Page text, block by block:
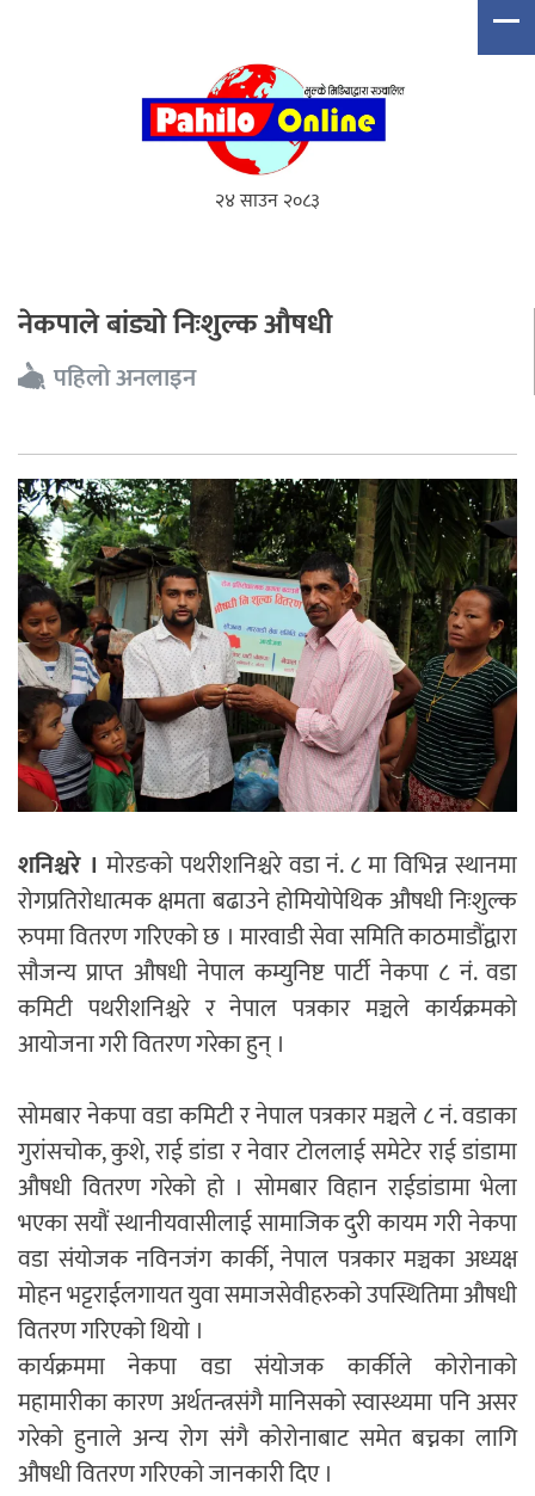
२४ साउन २०८३
नेकपाले बांड्यो निःशुल्क औषधी
पहिलो अनलाइन
शनिश्चरे । मोरङको पथरीशनिश्चरे वडा नं. ८ मा विभिन्न स्थानमा
रोगप्रतिरोधात्मक क्षमता बढाउने होमियोपेथिक औषधी निःशुल्क
रुपमा वितरण गरिएको छ । मारवाडी सेवा समिति काठमाडौंद्वारा
सौजन्य प्राप्त औषधी नेपाल कम्युनिष्ट पार्टी नेकपा ८ नं. वडा
कमिटी पथरीशनिश्चरे र नेपाल पत्रकार मञ्चले कार्यक्रमको
आयोजना गरी वितरण गरेका हुन् ।
सोमबार नेकपा वडा कमिटी र नेपाल पत्रकार मञ्चले ८ नं. वडाका
गुरांसचोक, कुशे, राई डांडा र नेवार टोललाई समेटेर राई डांडामा
औषधी वितरण गरेको हो । सोमबार विहान राईडांडामा भेला
भएका सयौं स्थानीयवासीलाई सामाजिक दुरी कायम गरी नेकपा
वडा संयोजक नविनजंग कार्की, नेपाल पत्रकार मञ्चका अध्यक्ष
मोहन भट्टराईलगायत युवा समाजसेवीहरुको उपस्थितिमा औषधी
वितरण गरिएको थियो ।
कार्यक्रममा नेकपा वडा संयोजक कार्कीले कोरोनाको
महामारीका कारण अर्थतन्त्रसंगै मानिसको स्वास्थ्यमा पनि असर
गरेको हुनाले अन्य रोग संगै कोरोनाबाट समेत बच्नका लागि
औषधी वितरण गरिएको जानकारी दिए ।